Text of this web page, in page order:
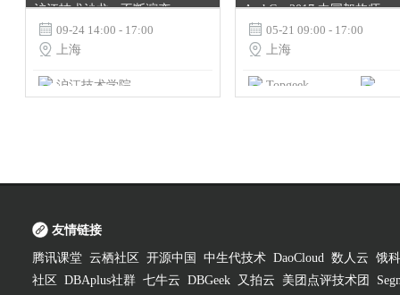
沪江技术沙龙 - 不断演变的架构实践
 09-24 14:00 - 17:00
 上海
沪江技术学院
ArchCon2017 中国架构师大会 | 系统架构的迭代与创新
 05-21 09:00 - 17:00
 上海
Topgeek
友情链接
腾讯课堂 云栖社区 开源中国 中生代技术 DaoCloud 数人云 饿
社区
DBAplus社群 七牛云 DBGeek 又拍云 美团点评技术团